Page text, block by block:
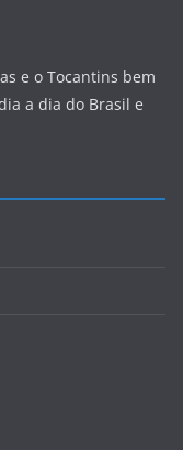
e o Tocantins bem
a dia do Brasil e